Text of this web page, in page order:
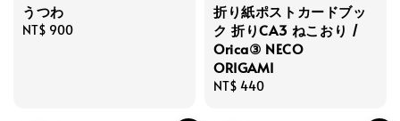
うつわ
Regular
NT$ 900
折り紙ポストカードブッ
ク 折りCA3 ねこおり /
Orica③ NECO
ORIGAMI
Regular
NT$ 440